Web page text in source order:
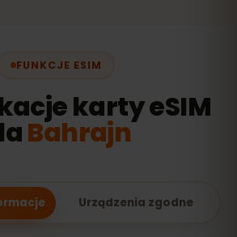
FUNKCJE ESIM
karty eSIM
Bahrajn
Urządzenia zgodne